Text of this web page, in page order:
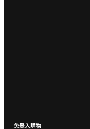
免登入購物